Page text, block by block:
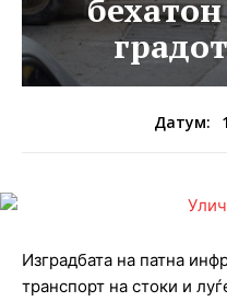
Датум:
Изградбата на патна
транспорт на стоки и